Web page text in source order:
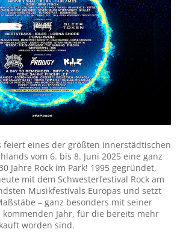
feiert eines der größten innerstädtischen
vom 6. bis 8. Juni 2025 eine ganz
Jahre Rock im Park! 1995 gegründet,
mit dem Schwesterfestival Rock am
Musikfestivals Europas und setzt
– ganz besonders mit seiner
kommenden Jahr, für die bereits mehr
worden sind.